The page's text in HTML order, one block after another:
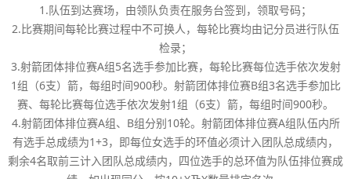
1.队伍到达赛场，由领队负责在服务台签到，领取号码；
2.比赛期间每轮比赛过程中不可换人，每轮比赛均由记分员进行队伍
检录；
3.射箭团体排位赛A组5名选手参加比赛，每轮比赛每位选手依次发射
1组（6支）箭，每组时间900秒。射箭团体排位赛B组3名选手参加比
赛、每轮比赛每位选手依次发射1组（6支）箭，每组时间900秒。
4.射箭团体排位赛A组、B组分别10轮。射箭团体排位赛A组队伍内所
有选手总成绩为1+3，即每位女选手的环值必须计入团队总成绩内，
剩余4名取前三计入团队总成绩内，四位选手的总环值为队伍排位赛成